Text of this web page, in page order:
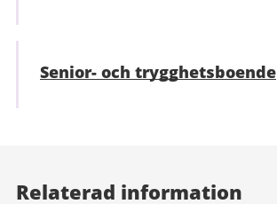
Senior- och trygghetsboende
Relaterad information